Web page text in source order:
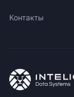
Контакты